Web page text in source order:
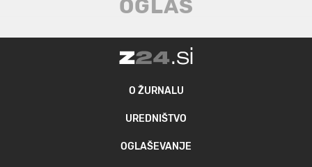
O ŽURNALU
UREDNIŠTVO
OGLAŠEVANJE